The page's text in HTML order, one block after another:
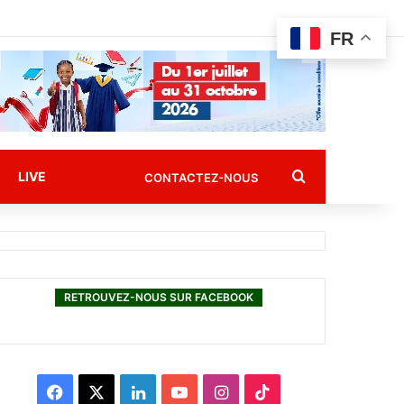
LIVE CONTACTEZ-NOUS Rechercher
RETROUVEZ-NOUS SUR FACEBOOK
L
I
FR